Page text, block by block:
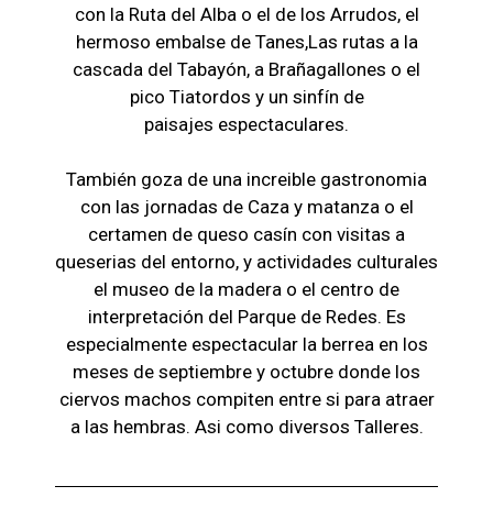
con la Ruta del Alba o el de los Arrudos, el
hermoso embalse de Tanes,Las rutas a la
cascada del Tabayón, a Brañagallones o el
pico Tiatordos y un sinfín de
paisajes espectaculares.
También goza de una increible gastronomia
con las jornadas de Caza y matanza o el
certamen de queso casín con visitas a
queserias del entorno, y actividades culturales
el museo de la madera o el centro de
interpretación del Parque de Redes. Es
especialmente espectacular la berrea en los
meses de septiembre y octubre donde los
ciervos machos compiten entre si para atraer
a las hembras. Asi como diversos Talleres.